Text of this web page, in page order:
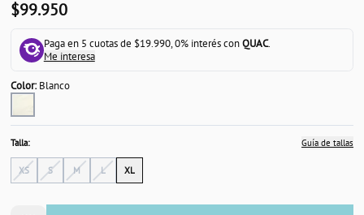
$99.950
Paga en 5 cuotas de $19.990, 0% interés conQUAC.
Me interesa
Color:Blanco
Talla: Guía de tallas
XS S M L XL